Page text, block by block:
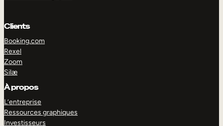
Clients
Booking.com
Rexel
Zoom
Silæ
À propos
L’entreprise
Ressources graphiques
Investisseurs